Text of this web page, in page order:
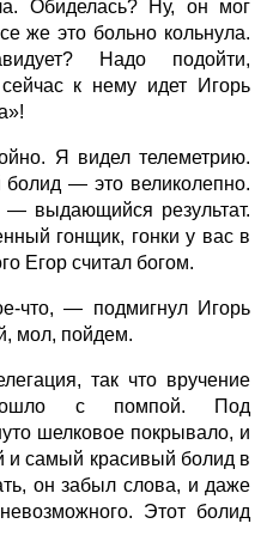
Обиделась? Ну, он мог
же это больно кольнула.
Надо подойти,
к нему идет Игорь
Я видел телеметрию.
болид — это великолепно.
выдающийся результат.
гонщик, гонки у вас в
Егор считал богом.
что, — подмигнул Игорь
мол, пойдем.
так что вручение
с помпой. Под
шелковое покрывало, и
и самый красивый болид в
он забыл слова, и даже
Этот болид